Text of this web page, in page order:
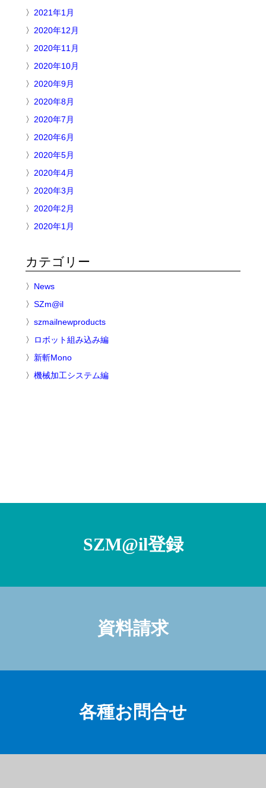
2021年1月
2020年12月
2020年11月
2020年10月
2020年9月
2020年8月
2020年7月
2020年6月
2020年5月
2020年4月
2020年3月
2020年2月
2020年1月
カテゴリー
News
SZm@il
szmailnewproducts
ロボット組み込み編
新斬Mono
機械加工システム編
SZM@il登録
資料請求
各種お問合せ